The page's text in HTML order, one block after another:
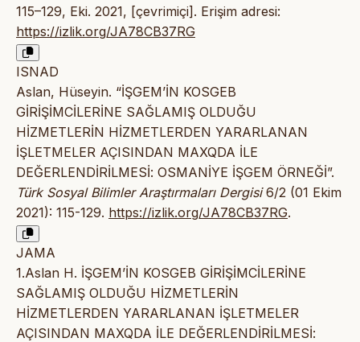
115–129, Eki. 2021, [çevrimiçi]. Erişim adresi:
https://izlik.org/JA78CB37RG
ISNAD
Aslan, Hüseyin. “İŞGEM’İN KOSGEB
GİRİŞİMCİLERİNE SAĞLAMIŞ OLDUĞU
HİZMETLERİN HİZMETLERDEN YARARLANAN
İŞLETMELER AÇISINDAN MAXQDA İLE
DEĞERLENDİRİLMESİ: OSMANİYE İŞGEM ÖRNEĞİ”.
Türk Sosyal Bilimler Araştırmaları Dergisi6/2 (01 Ekim
2021): 115-129. https://izlik.org/JA78CB37RG.
JAMA
1.Aslan H. İŞGEM’İN KOSGEB GİRİŞİMCİLERİNE
SAĞLAMIŞ OLDUĞU HİZMETLERİN
HİZMETLERDEN YARARLANAN İŞLETMELER
AÇISINDAN MAXQDA İLE DEĞERLENDİRİLMESİ: